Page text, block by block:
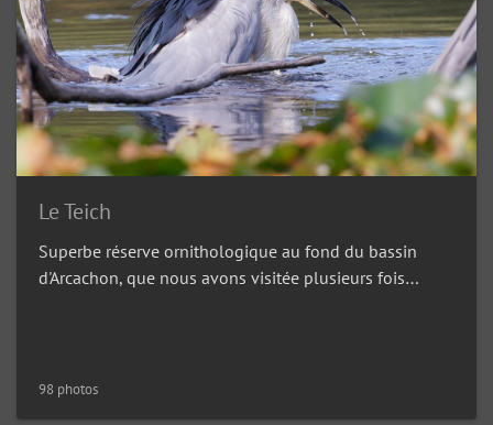
Le Teich
Superbe réserve ornithologique au fond du bassin
d'Arcachon, que nous avons visitée plusieurs fois…
98 photos